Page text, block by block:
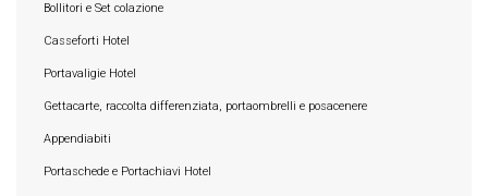
Bollitori e Set colazione
Casseforti Hotel
Portavaligie Hotel
Gettacarte, raccolta differenziata, portaombrelli e posacenere
Appendiabiti
Portaschede e Portachiavi Hotel